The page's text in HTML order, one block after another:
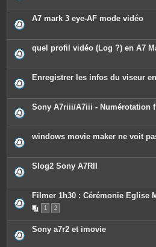
A7 mark 3 eye-AF mode vidéo
quel profil vidéo (Log ?) en A7
Enregistrer les infos du viseur
Sony A7riii/A7iii - Numérotation
windows movie maker ne voit
Slog2 Sony A7RII
Filmer 1h30 : Cérémonie Eglise
1 2
Sony a7r2 et imovie